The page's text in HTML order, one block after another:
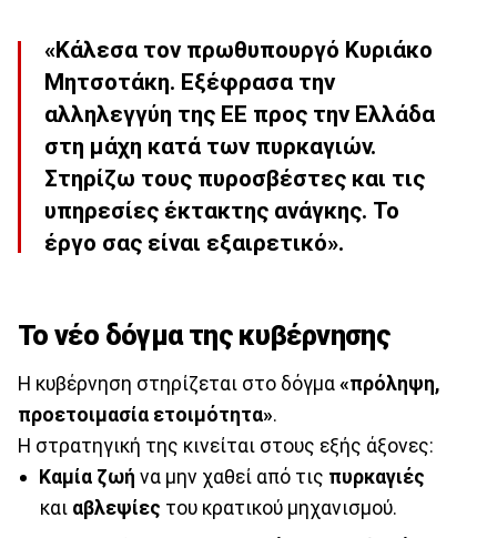
«Κάλεσα τον πρωθυπουργό Κυριάκο
Μητσοτάκη. Εξέφρασα την
αλληλεγγύη της ΕΕ προς την Ελλάδα
στη μάχη κατά των πυρκαγιών.
Στηρίζω τους πυροσβέστες και τις
υπηρεσίες έκτακτης ανάγκης. Το
έργο σας είναι εξαιρετικό».
Το νέο δόγμα της κυβέρνησης
Η κυβέρνηση στηρίζεται στο δόγμα «πρόληψη,
προετοιμασία ετοιμότητα».
Η στρατηγική της κινείται στους εξής άξονες:
Καμία ζωή να μην χαθεί από τις πυρκαγιές
και αβλεψίες του κρατικού μηχανισμού.